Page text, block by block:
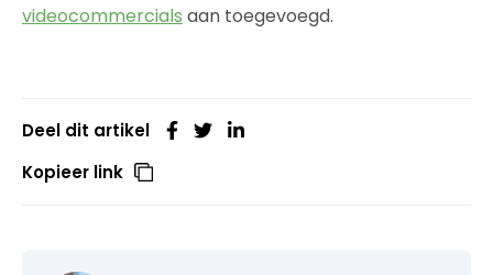
videocommercials aan toegevoegd.
Deel dit artikel
Kopieer link